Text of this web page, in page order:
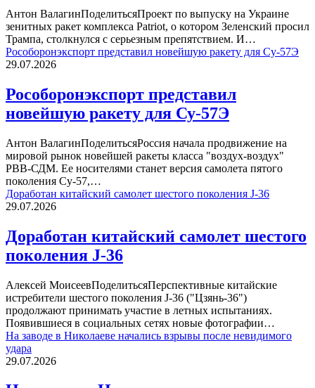
Антон ВалагинПоделитьсяПроект по выпуску на Украине
зенитных ракет комплекса Patriot, о котором Зеленский просил
Трампа, столкнулся с серьезным препятствием. И…
Рособоронэкспорт представил новейшую ракету для Су-57Э
29.07.2026
Рособоронэкспорт представил
новейшую ракету для Су-57Э
Антон ВалагинПоделитьсяРоссия начала продвижение на
мировой рынок новейшей ракеты класса "воздух-воздух"
РВВ-СДМ. Ее носителями станет версия самолета пятого
поколения Су-57,…
Доработан китайский самолет шестого поколения J-36
29.07.2026
Доработан китайский самолет шестого
поколения J-36
Алексей МоисеевПоделитьсяПерспективные китайские
истребители шестого поколения J-36 ("Цзянь-36")
продолжают принимать участие в летных испытаниях.
Появившиеся в социальных сетях новые фотографии…
На заводе в Николаеве начались взрывы после невидимого
удара
29.07.2026